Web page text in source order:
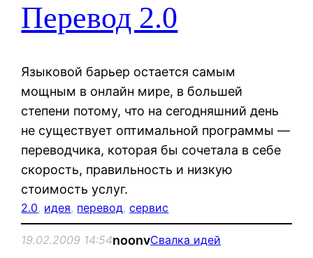
Перевод 2.0
Языковой барьер остается самым
мощным в онлайн мире, в большей
степени потому, что на сегодняшний день
не существует оптимальной программы —
переводчика, которая бы сочетала в себе
скорость, правильность и низкую
стоимость услуг.
2.0, идея, перевод, сервис
19.02.2009 14:54noonvСвалка идей